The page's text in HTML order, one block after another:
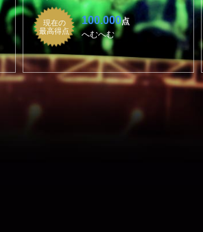
現在の
最高得点
100.000点
へむへむ